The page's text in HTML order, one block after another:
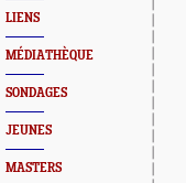
LIENS
MÉDIATHÈQUE
SONDAGES
JEUNES
MASTERS